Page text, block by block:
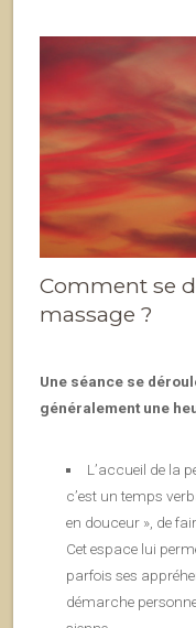
Comment se
massage ?
Une séance se
généralement une
L’accueil de la
c’est un temps
en douceur », de
Cet espace lui
parfois ses
démarche